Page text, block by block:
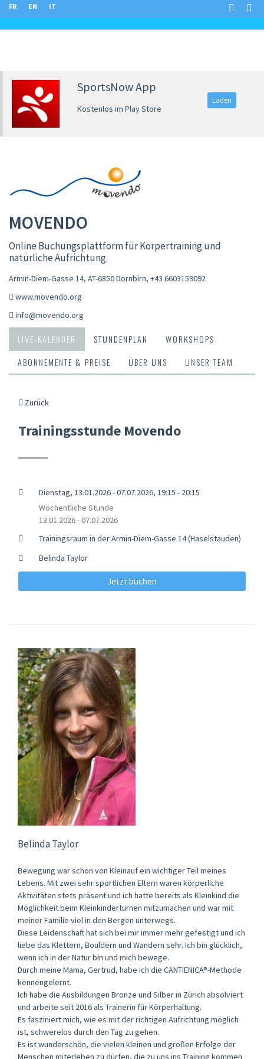
FR EN IT
SportsNow App
Kostenlos im Play Store
Laden
MOVENDO
Online Buchungsplattform für Körpertraining und
natürliche Aufrichtung
Armin-Diem-Gasse 14, AT-6850 Dornbirn, +43 6603159092
www.movendo.org
info@movendo.org
LIVE-KALENDER STUNDENPLAN
WORKSHOPS
ABONNEMENTE & PREISE
ÜBER UNS UNSER TEAM
Zurück
Trainingsstunde Movendo
Dienstag, 13.01.2026 - 07.07.2026, 19:15 - 20:15
Wöchentliche Stunde
13.01.2026 - 07.07.2026
Trainingsraum in der Armin-Diem-Gasse 14 (Haselstauden)
Belinda Taylor
Jetzt buchen
Belinda Taylor
Bewegung war schon von Kleinauf ein wichtiger Teil meines
Lebens. Mit zwei sehr sportlichen Eltern waren körperliche
Aktivitäten stets präsent und ich hatte bereits als Kleinkind die
Möglichkeit beim Kleinkinderturnen mitzumachen und war mit
meiner Familie viel in den Bergen unterwegs.
Diese Leidenschaft hat sich bei mir immer mehr gefestigt und ich
liebe das Klettern, Bouldern und Wandern sehr. Ich bin glücklich,
wenn ich in der Natur bin und mich bewege.
Durch meine Mama, Gertrud, habe ich die CANTIENICA®-Methode
kennengelernt.
Ich habe die Ausbildungen Bronze und Silber in Zürich absolviert
und arbeite seit 2016 als Trainerin für Körperhaltung.
Es fasziniert mich, wie es mit der richtigen Aufrichtung möglich
ist, schwerelos durch den Tag zu gehen.
Es ist wunderschön, die vielen kleinen und großen Erfolge der
Menschen miterleben zu dürfen, die zu uns ins Training kommen